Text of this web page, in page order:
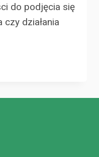
do podjęcia się
działania